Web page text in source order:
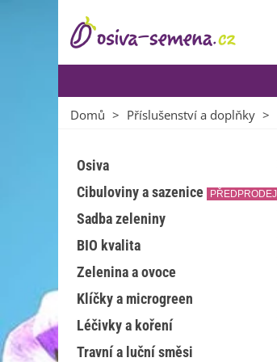
Domů > Příslušenství a doplňky >
Osiva
Cibuloviny a sazenice
PŘEDPRODEJ
Sadba zeleniny
BIO kvalita
Zelenina a ovoce
Klíčky a microgreen
Léčivky a koření
Travní a luční směsi